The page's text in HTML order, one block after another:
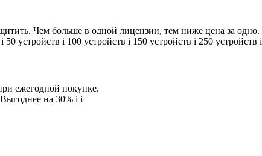
Чем больше в одной лицензии, тем ниже цена за одно.
i 50 устройств i 100 устройств i 150 устройств i 250 устройств i
ежегодной покупке.
Выгоднее на 30% i i